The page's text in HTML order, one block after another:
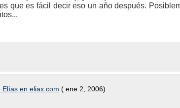
que es fácil decir eso un año después.
en eliax.com ( ene 2, 2006)